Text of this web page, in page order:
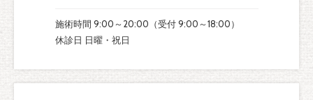
施術時間 9:00～20:00（受付 9:00～18:00）
休診日 日曜・祝日